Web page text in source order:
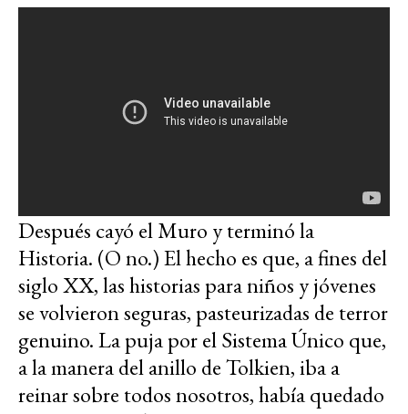
Después cayó el Muro y terminó la
Historia. (O no.) El hecho es que, a fines del
siglo XX, las historias para niños y jóvenes
se volvieron seguras, pasteurizadas de terror
genuino. La puja por el Sistema Único que,
a la manera del anillo de Tolkien, iba a
reinar sobre todos nosotros, había quedado